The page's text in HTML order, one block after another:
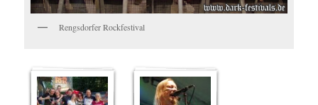
Rengsdorfer Rockfestival